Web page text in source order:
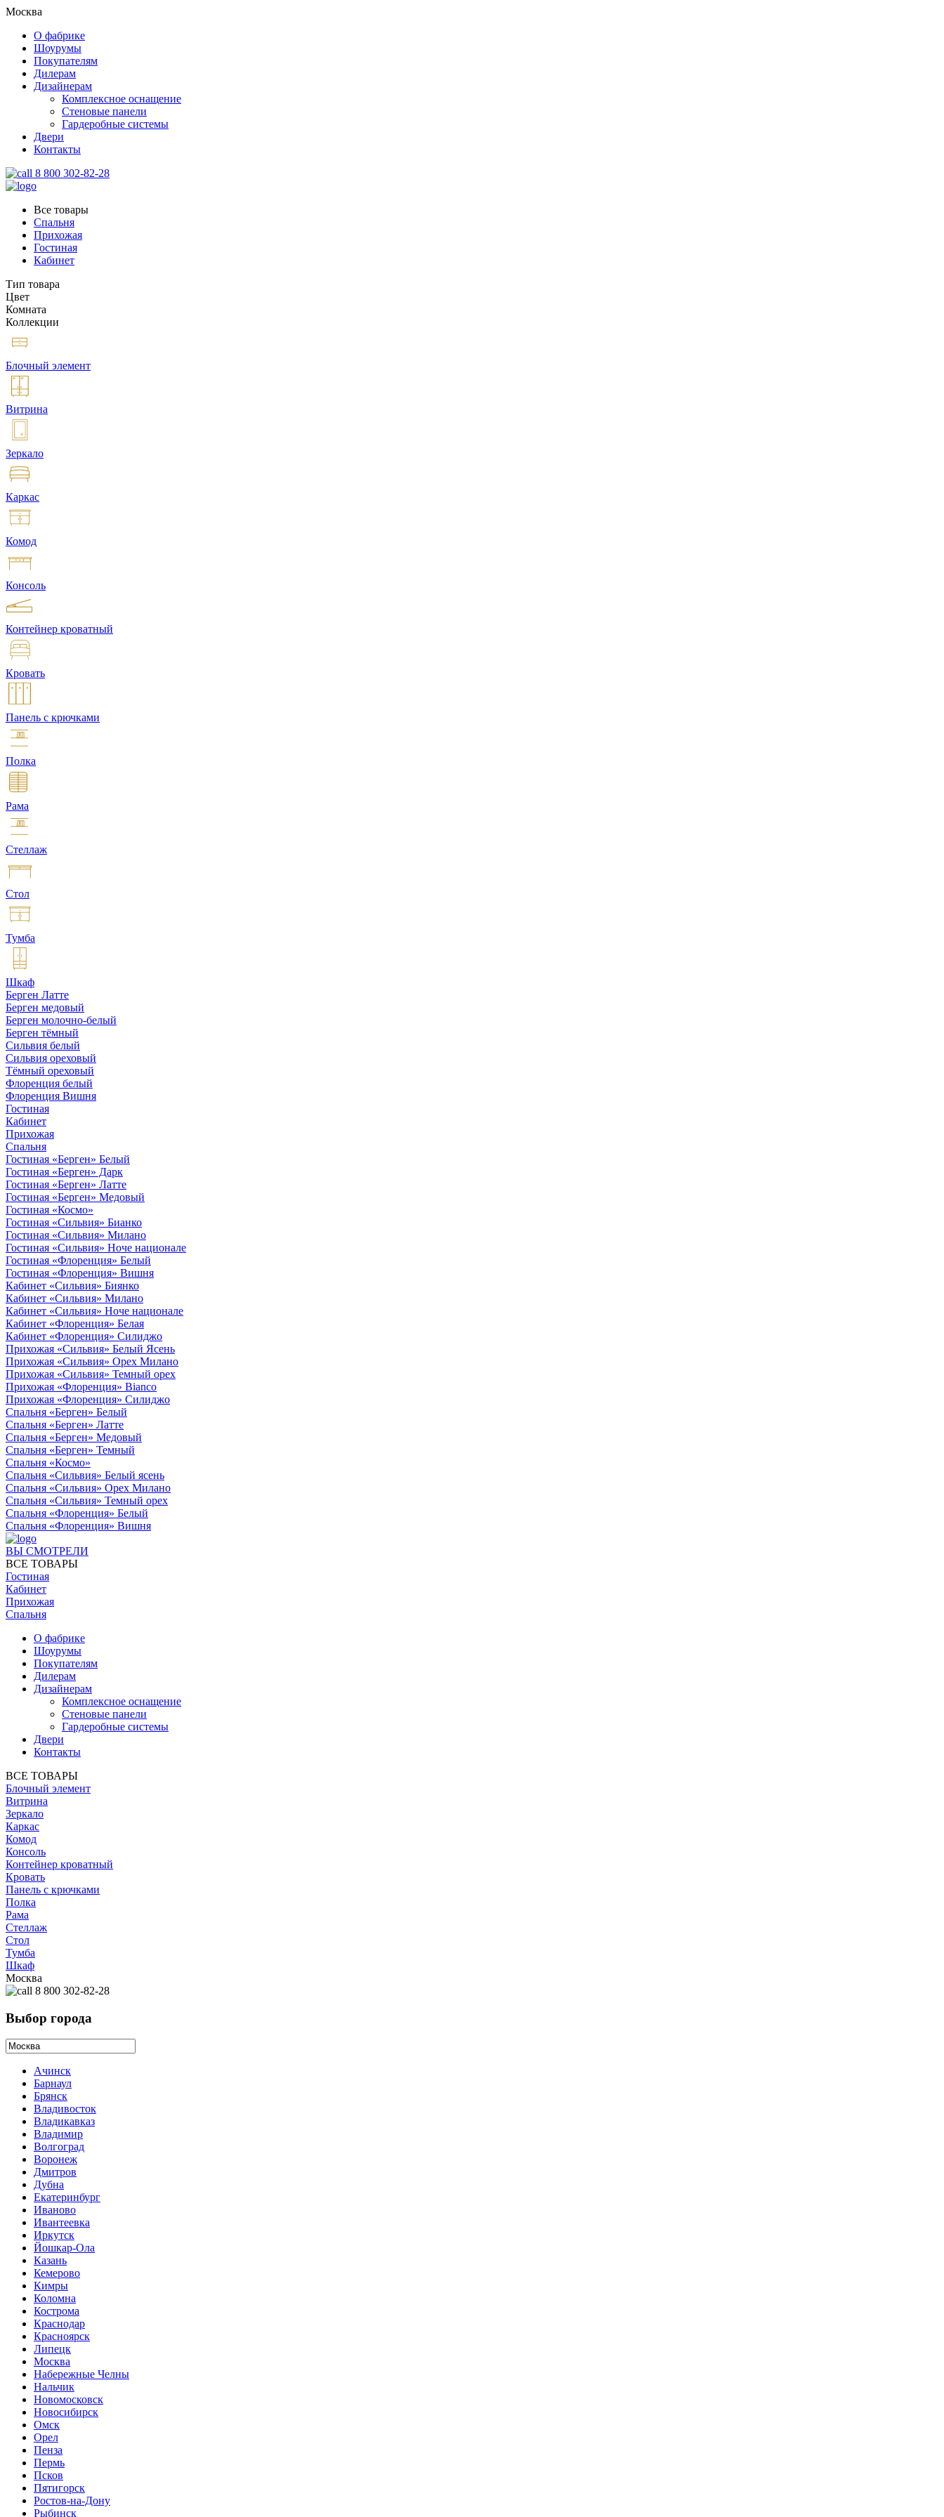
Москва
О фабрике
Шоурумы
Покупателям
Дилерам
Дизайнерам
Комплексное оснащение
Стеновые панели
Гардеробные системы
Двери
Контакты
8 800 302-82-28
Все товары
Спальня
Прихожая
Гостиная
Кабинет
Тип товара
Цвет
Комната
Коллекции
Блочный элемент
Витрина
Зеркало
Каркас
Комод
Консоль
Контейнер кроватный
Кровать
Панель с крючками
Полка
Рама
Стеллаж
Стол
Тумба
Шкаф
Берген Латте
Берген медовый
Берген молочно-белый
Берген тёмный
Сильвия белый
Сильвия ореховый
Тёмный ореховый
Флоренция белый
Флоренция Вишня
Гостиная
Кабинет
Прихожая
Спальня
Гостиная «Берген» Белый
Гостиная «Берген» Дарк
Гостиная «Берген» Латте
Гостиная «Берген» Медовый
Гостиная «Космо»
Гостиная «Сильвия» Бианко
Гостиная «Сильвия» Милано
Гостиная «Сильвия» Ноче национале
Гостиная «Флоренция» Белый
Гостиная «Флоренция» Вишня
Кабинет «Сильвия» Биянко
Кабинет «Сильвия» Милано
Кабинет «Сильвия» Ноче национале
Кабинет «Флоренция» Белая
Кабинет «Флоренция» Силиджо
Прихожая «Сильвия» Белый Ясень
Прихожая «Сильвия» Орех Милано
Прихожая «Сильвия» Темный орех
Прихожая «Флоренция» Bianco
Прихожая «Флоренция» Силиджо
Спальня «Берген» Белый
Спальня «Берген» Латте
Спальня «Берген» Медовый
Спальня «Берген» Темный
Спальня «Космо»
Спальня «Сильвия» Белый ясень
Спальня «Сильвия» Орех Милано
Спальня «Сильвия» Темный орех
Спальня «Флоренция» Белый
Спальня «Флоренция» Вишня
ВЫ СМОТРЕЛИ
ВСЕ ТОВАРЫ
Гостиная
Кабинет
Прихожая
Спальня
О фабрике
Шоурумы
Покупателям
Дилерам
Дизайнерам
Комплексное оснащение
Стеновые панели
Гардеробные системы
Двери
Контакты
ВСЕ ТОВАРЫ
Блочный элемент
Витрина
Зеркало
Каркас
Комод
Консоль
Контейнер кроватный
Кровать
Панель с крючками
Полка
Рама
Стеллаж
Стол
Тумба
Шкаф
Москва
8 800 302-82-28
Выбор города
Ачинск
Барнаул
Брянск
Владивосток
Владикавказ
Владимир
Волгоград
Воронеж
Дмитров
Дубна
Екатеринбург
Иваново
Ивантеевка
Иркутск
Йошкар-Ола
Казань
Кемерово
Кимры
Коломна
Кострома
Краснодар
Красноярск
Липецк
Москва
Набережные Челны
Нальчик
Новомосковск
Новосибирск
Омск
Орел
Пенза
Пермь
Псков
Пятигорск
Ростов-на-Дону
Рыбинск